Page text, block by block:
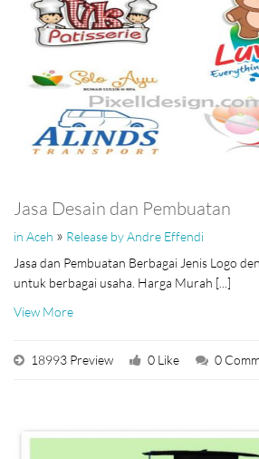
Jasa Desain dan Pembuatan
in Aceh » Release by Andre Effendi
Jasa dan Pembuatan Berbagai Jenis Logo
untuk berbagai usaha. Harga Murah [...]
View More
18993 Preview 0 Like 0